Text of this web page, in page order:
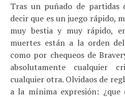
Tras un puñado de partidas
decir que es un juego rápido,
muy bestia y muy rápido,
muertes están a la orden
como por chequeos de
absolutamente cualquier
cualquier otra. Olvidaos de
a la mínima expresión: